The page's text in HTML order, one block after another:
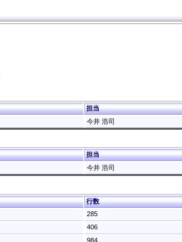
担当
今井 浩司
担当
今井 浩司
行数
285
406
984